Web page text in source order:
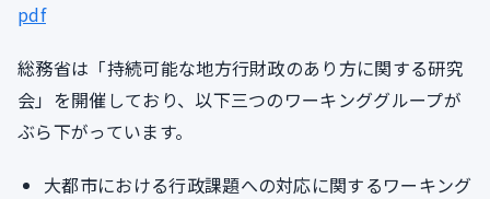
pdf
総務省は「持続可能な地方行財政のあり方に関する研究
会」を開催しており、以下三つのワーキンググループが
ぶら下がっています。
大都市における行政課題への対応に関するワーキング